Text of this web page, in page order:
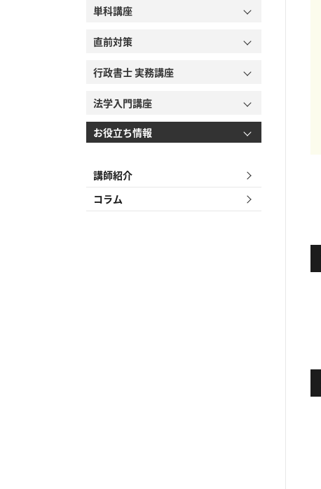
単科講座
直前対策
行政書士 実務講座
法学入門講座
お役立ち情報
講師紹介
コラム